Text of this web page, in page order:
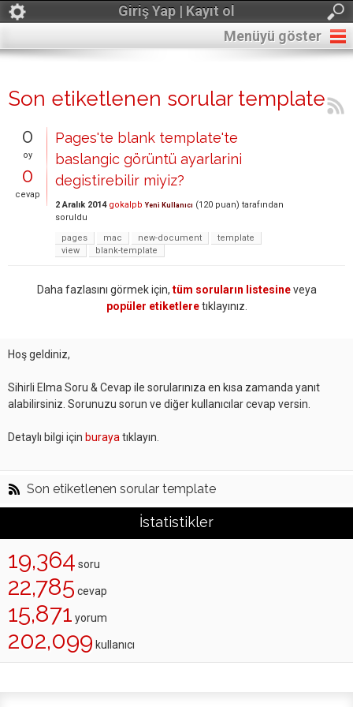
Giriş Yap | Kayıt ol
Menüyü göster
Son etiketlenen sorular template
0
oy
0
cevap
Pages'te blank template'te
baslangic görüntü ayarlarini
degistirebilir miyiz?
2 Aralık 2014 gokalpb Yeni Kullanıcı (120 puan) tarafından
soruldu
pages
mac new-document
template
view
blank-template
Daha fazlasını görmek için, tüm soruların listesineveya
popüler etiketleretıklayınız.
Hoş geldiniz,
Sihirli Elma Soru & Cevap ile sorularınıza en kısa zamanda yanıt
alabilirsiniz. Sorunuzu sorun ve diğer kullanıcılar cevap versin.
Detaylı bilgi için buraya tıklayın.
Son etiketlenen sorular template
İstatistikler
19,364 soru
22,785 cevap
15,871 yorum
202,099 kullanıcı